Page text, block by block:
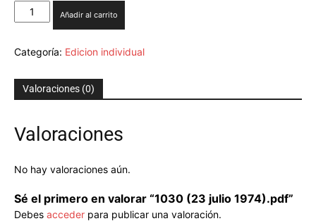
1030
(23
1974).pdf
Añadir al carrito
Categoría: Edicion individual
Valoraciones (0)
Valoraciones
No hay valoraciones aún.
Sé el primero en valorar “1030 (23 julio 1974).pdf”
Debes acceder para publicar una valoración.